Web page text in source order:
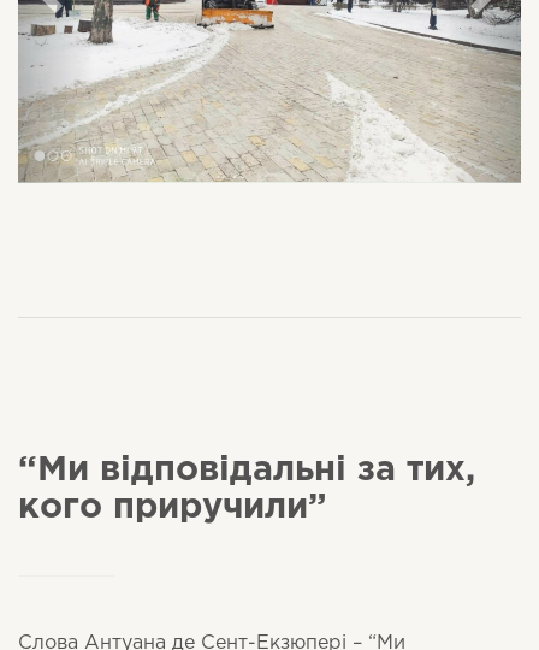
“Ми відповідальні за тих,
кого приручили”
Слова Антуана де Сент-Екзюпері – “Ми